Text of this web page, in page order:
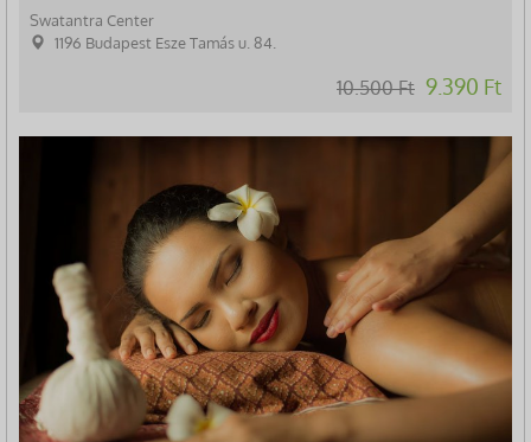
Swatantra Center
1196 Budapest Esze Tamás u. 84.
10.500 Ft 9.390 Ft